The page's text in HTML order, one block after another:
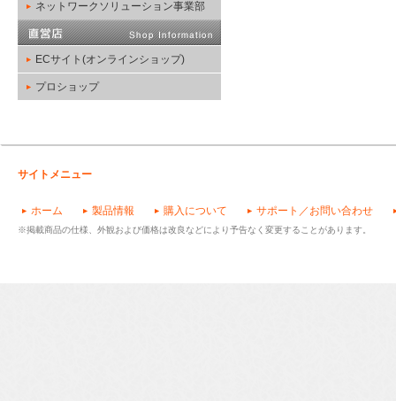
ネットワークソリューション事業部
ECサイト(オンラインショップ)
プロショップ
サイトメニュー
ホーム 製品情報 購入について サポート／お問い合わせ
※掲載商品の仕様、外観および価格は改良などにより予告なく変更することがあります。